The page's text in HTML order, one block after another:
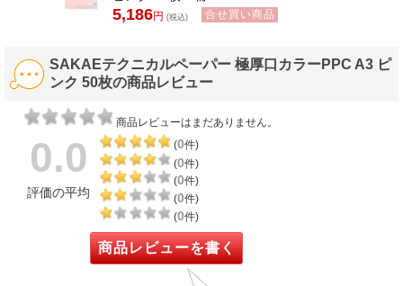
5,186円 (税込) 合せ買い商品
SAKAEテクニカルペーパー 極厚口カラーPPC A3 ピ
ンク 50枚の商品レビュー
商品レビューはまだありません。
0.0
評価の平均
(0件)
(0件)
(0件)
(0件)
(0件)
商品レビューを書く